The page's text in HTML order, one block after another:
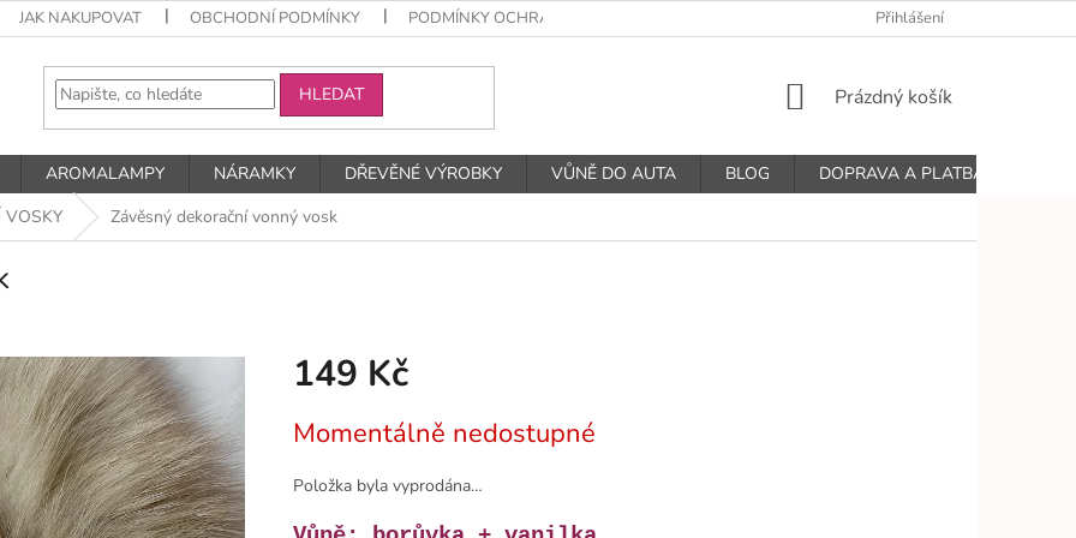
JAK NAKUPOVAT OBCHODNÍ PODMÍNKY PODMÍNKY OCHRANY OSOBNÍCH ÚDAJŮ Přihlášení
HLEDAT
NÁKUPNÍ
Prázdný košík
AROMALAMPY NÁRAMKY DŘEVĚNÉ VÝROBKY VŮNĚ DO AUTA BLOG DOPRAVA A PLATBA
VOSKY Závěsný dekorační vonný vosk
149 Kč
cena:
Momentálně nedostupné
Položka byla vyprodána…